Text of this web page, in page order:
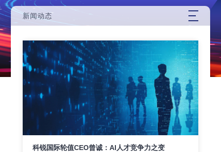
新闻动态
科锐国际轮值CEO曾诚：AI人才竞争力之变